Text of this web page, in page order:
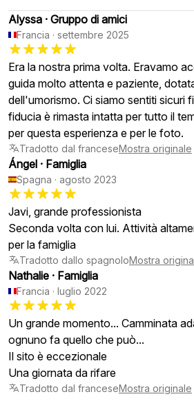
Alyssa · Gruppo di amici
Francia · settembre 2025
Era la nostra prima volta. Eravamo
guida molto attenta e paziente,
dell'umorismo. Ci siamo sentiti sicuri
fiducia è rimasta intatta per tutto il
per questa esperienza e per le foto.
Tradotto dal franceseMostra originale
Ángel · Famiglia
Spagna · agosto 2023
Javi, grande professionista
Seconda volta con lui. Attività
per la famiglia
Tradotto dallo spagnoloMostra
Nathalie · Famiglia
Francia · luglio 2022
Un grande momento... Camminata
ognuno fa quello che può...
Il sito è eccezionale
Una giornata da rifare
Tradotto dal franceseMostra originale